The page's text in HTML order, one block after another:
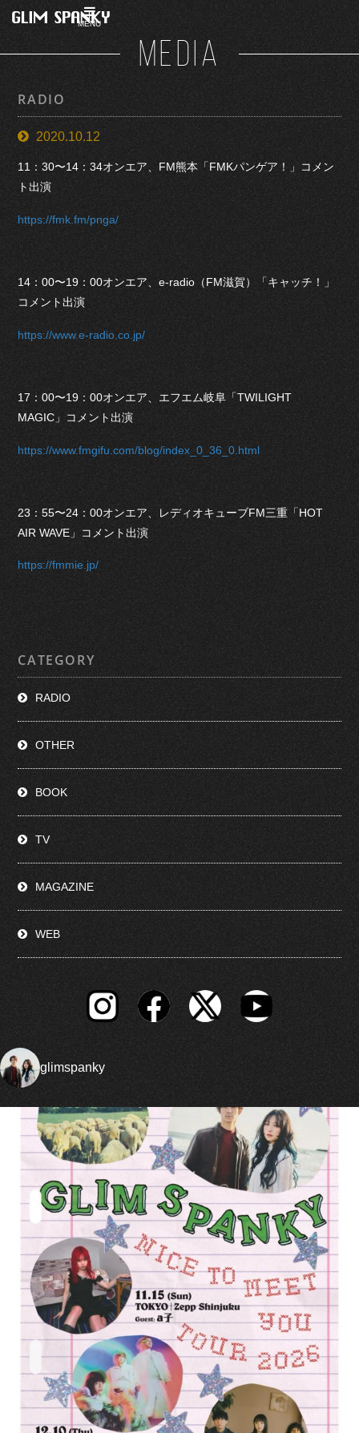
MENU
MEDIA
RADIO
2020.10.12
11：30〜14：34オンエア、FM熊本「FMKパンゲア！」コメン
ト出演
https://fmk.fm/pnga/
14：00〜19：00オンエア、e-radio（FM滋賀）「キャッチ！」
コメント出演
https://www.e-radio.co.jp/
17：00〜19：00オンエア、エフエム岐阜「TWILIGHT
MAGIC」コメント出演
https://www.fmgifu.com/blog/index_0_36_0.html
23：55〜24：00オンエア、レディオキューブFM三重「HOT
AIR WAVE」コメント出演
https://fmmie.jp/
CATEGORY
RADIO
OTHER
BOOK
TV
MAGAZINE
WEB
glimspanky